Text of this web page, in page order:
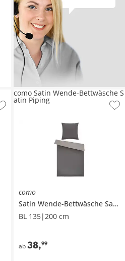
como
Satin Wende-Bettwäsche Satin Piping
BL 135|200 cm
ab 38,99
como Satin Wende-Bettwäsche S
atin Piping